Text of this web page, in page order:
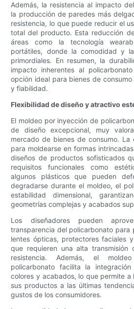
Además, la resistencia al impacto
la producción de paredes más
resistencia, lo que puede reducir el
total del producto. Esta reducción
áreas como la tecnología
portátiles, donde la comodidad y
primordiales. En resumen, la
impacto inherentes al
opción ideal para bienes de
y fiabilidad.
Flexibilidad de diseño y atractivo
El moldeo por inyección de
de diseño excepcional, muy
mercado de bienes de consumo. La
para moldearse en formas
diseños de productos sofisticados
requisitos funcionales como
algunos plásticos que pueden
degradarse durante el moldeo, el
estabilidad dimensional,
geometrías complejas y acabados
Los diseñadores pueden
transparencia del policarbonato para
lentes ópticas, protectores faciales
que requieren una alta
resistencia. Además, el
policarbonato facilita la
colores y acabados, lo que permite
sus productos a las últimas
gustos de los consumidores.